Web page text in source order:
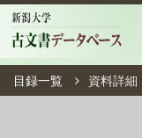
目録一覧 資料詳細